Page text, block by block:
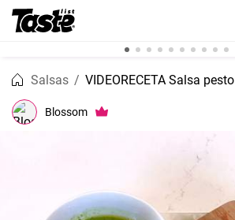
Salsas VIDEORECETA Salsa pesto
Blossom